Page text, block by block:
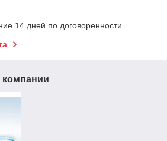
14 дней по договоренности